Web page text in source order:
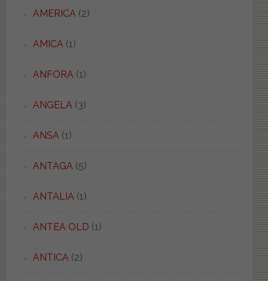
AMERICA (2)
AMICA (1)
ANFORA (1)
ANGELA (3)
ANSA (1)
ANTAGA (5)
ANTALIA (1)
ANTEA OLD (1)
ANTICA (2)